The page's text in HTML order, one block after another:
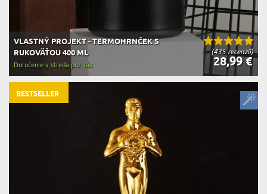
(435 recenzií)
VLASTNÝ PROJEKT - TERMOHRNČEK S
RUKOVÄŤOU 400 ML
28,99 €
Doručenie v streda pre vás
BESTSELLER